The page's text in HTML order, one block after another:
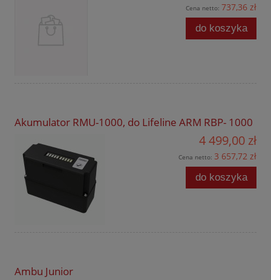
Cena netto: 737,36 zł
do koszyka
Akumulator RMU-1000, do Lifeline ARM RBP- 1000
4 499,00 zł
Cena netto: 3 657,72 zł
do koszyka
Ambu Junior